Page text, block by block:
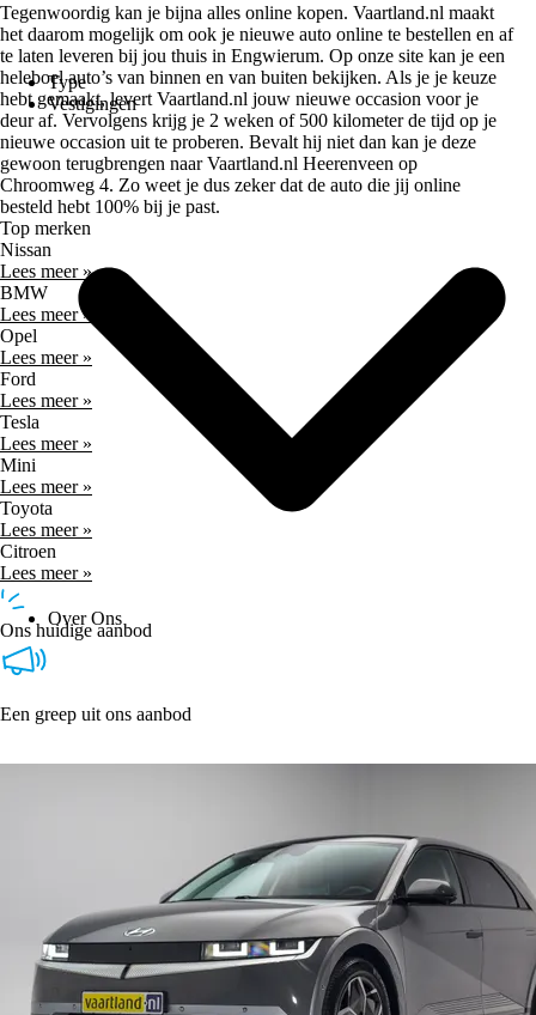
Type
Vestigingen
Over Ons
Tegenwoordig kan je bijna alles online kopen. Vaartland.nl maakt
het daarom mogelijk om ook je nieuwe auto online te bestellen en af
te laten leveren bij jou thuis in Engwierum. Op onze site kan je een
heleboel auto’s van binnen en van buiten bekijken. Als je je keuze
hebt gemaakt, levert Vaartland.nl jouw nieuwe occasion voor je
deur af. Vervolgens krijg je 2 weken of 500 kilometer de tijd op je
nieuwe occasion uit te proberen. Bevalt hij niet dan kan je deze
gewoon terugbrengen naar Vaartland.nl Heerenveen op
Chroomweg 4. Zo weet je dus zeker dat de auto die jij online
besteld hebt 100% bij je past.
Top merken
Nissan
Lees meer »
BMW
Lees meer »
Opel
Lees meer »
Ford
Lees meer »
Tesla
Lees meer »
Mini
Lees meer »
Toyota
Lees meer »
Citroen
Lees meer »
Ons huidige aanbod
Een greep uit ons aanbod